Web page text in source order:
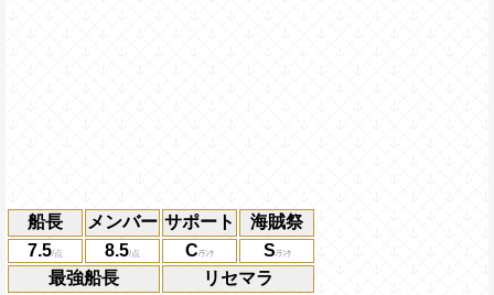
船長 メンバー サポート
海賊祭
7.5
8.5 C
S
最強船長
リセマラ